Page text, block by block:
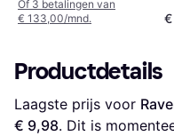
Of 3 betalingen van
€ 133,00/mnd.
€
Productdetails
Laagste prijs voor
€ 9,98. Dit is